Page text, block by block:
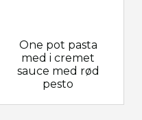
One pot pasta
med i cremet
sauce med rød
pesto